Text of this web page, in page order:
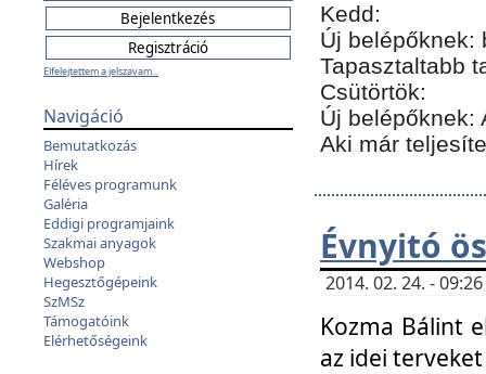
Elfelejtettem a jelszavam...
Navigáció
Bemutatkozás
Hírek
Féléves programunk
Galéria
Eddigi programjaink
Szakmai anyagok
Webshop
Hegesztőgépeink
SzMSz
Támogatóink
Elérhetőségeink
Kedd:
Új belépőknek:
Tapasztaltabb
Csütörtök:
Új belépőknek:
Aki már
Évnyitó
2014. 02. 24. -
Kozma Bálint
az idei